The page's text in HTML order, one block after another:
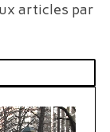
articles par